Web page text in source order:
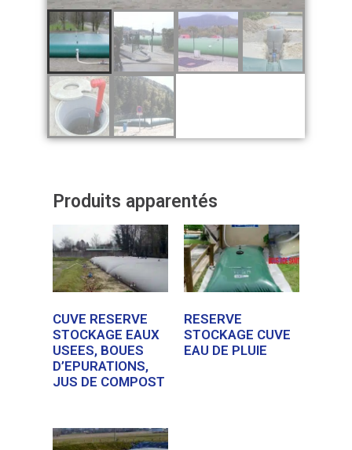
Produits apparentés
CUVE RESERVE
STOCKAGE EAUX
USEES, BOUES
D’EPURATIONS,
JUS DE COMPOST
RESERVE
STOCKAGE CUVE
EAU DE PLUIE